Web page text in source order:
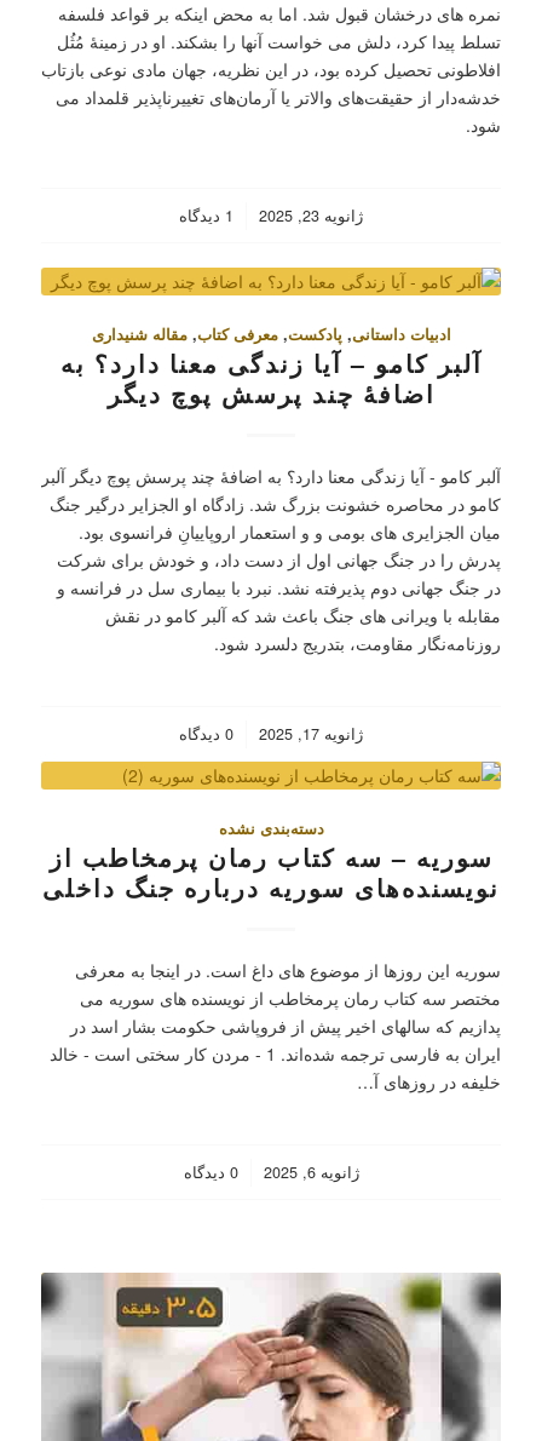
نمره های درخشان قبول شد. اما به محض اینکه بر قواعد فلسفه
تسلط پیدا کرد، دلش می خواست آنها را بشکند. او در زمینۀ مُثُل
افلاطونی تحصیل کرده بود، در این نظریه، جهان مادی نوعی بازتاب
خدشه‌دار از حقیقت‌های والاتر یا آرمان‌های تغییرناپذیر قلمداد می
شود.
ژانویه 23, 2025 1 دیدگاه
ادبیات داستانی, پادکست,معرفی کتاب,مقاله شنیداری
آلبر کامو – آیا زندگی معنا دارد؟ به
اضافۀ چند پرسش پوچ دیگر
آلبر کامو - آیا زندگی معنا دارد؟ به اضافۀ چند پرسش پوچ دیگر آلبر
کامو در محاصره خشونت بزرگ شد. زادگاه او الجزایر درگیر جنگ
میان الجزایری های بومی و و استعمار اروپاییانِ فرانسوی بود.
پدرش را در جنگ جهانی اول از دست داد، و خودش برای شرکت
در جنگ جهانی دوم پذیرفته نشد. نبرد با بیماری سل در فرانسه و
مقابله با ویرانی های جنگ باعث شد که آلبر کامو در نقش
روزنامه‌نگار مقاومت، بتدریج دلسرد شود.
ژانویه 17, 2025 0 دیدگاه
دسته‌بندی نشده
سوریه – سه کتاب رمان پرمخاطب از
نویسنده‌های سوریه درباره جنگ داخلی
سوریه این روزها از موضوع های داغ است. در اینجا به معرفی
مختصر سه کتاب رمان پرمخاطب از نویسنده های سوریه می
پدازیم که سالهای اخیر پیش از فروپاشی حکومت بشار اسد در
ایران به فارسی ترجمه شده‌اند. 1 - مردن کار سختی است - خالد
خلیفه‏‫ در روزهای آ…
ژانویه 6, 2025
/ 0 دیدگاه